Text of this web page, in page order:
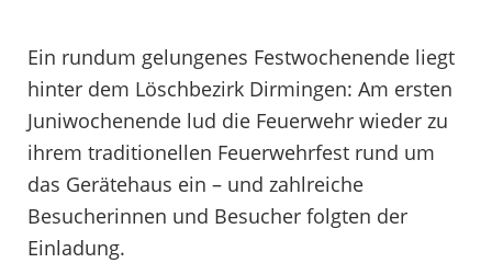
Ein rundum gelungenes Festwochenende liegt
hinter dem Löschbezirk Dirmingen: Am ersten
Juniwochenende lud die Feuerwehr wieder zu
ihrem traditionellen Feuerwehrfest rund um
das Gerätehaus ein – und zahlreiche
Besucherinnen und Besucher folgten der
Einladung.